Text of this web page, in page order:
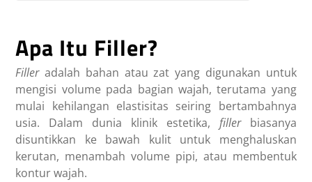
Apa Itu Filler?
Filleradalah bahan atau zat yang digunakan untuk
mengisi volume pada bagian wajah, terutama yang
mulai kehilangan elastisitas seiring bertambahnya
usia. Dalam dunia klinik estetika, fillerbiasanya
disuntikkan ke bawah kulit untuk menghaluskan
kerutan, menambah volume pipi, atau membentuk
kontur wajah.